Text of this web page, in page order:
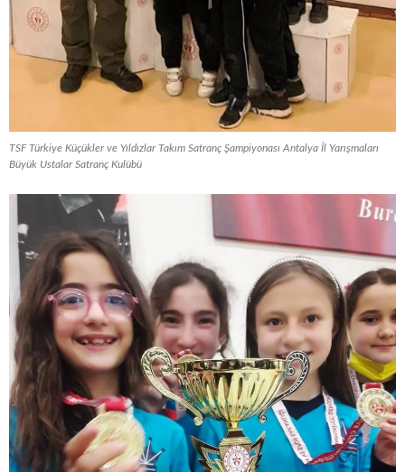
TSF Türkiye Küçükler ve Yıldızlar Takım Satranç Şampiyonası Antalya İl Yarışmaları
Büyük Ustalar Satranç Kulübü